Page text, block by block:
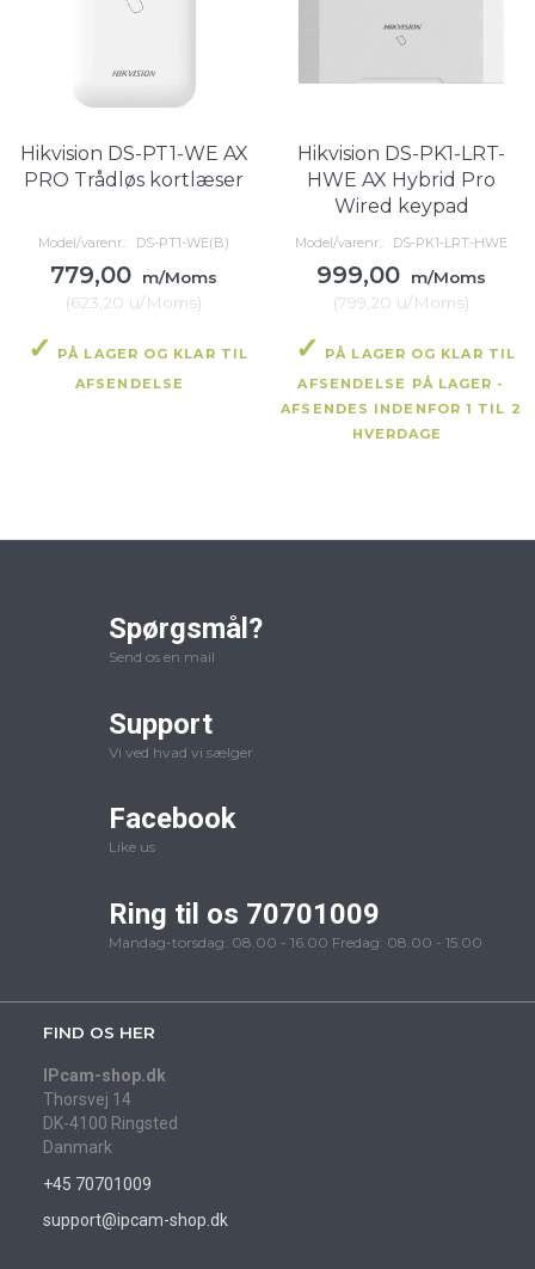
Hikvision DS-PT1-WE AX
PRO Trådløs kortlæser
Model/varenr.: DS-PT1-WE(B)
779,00
m/Moms
(623,20 u/Moms)
PÅ LAGER OG KLAR TIL
AFSENDELSE
Hikvision DS-PK1-LRT-
HWE AX Hybrid Pro
Wired keypad
Model/varenr.: DS-PK1-LRT-HWE
999,00
m/Moms
(799,20 u/Moms)
PÅ LAGER OG KLAR TIL
AFSENDELSE PÅ LAGER -
AFSENDES INDENFOR 1 TIL 2
HVERDAGE
Spørgsmål?
Send os en mail
Support
Vi ved hvad vi sælger
Facebook
Like us
Ring til os 70701009
Mandag-torsdag: 08.00 - 16.00 Fredag: 08.00 - 15.00
FIND OS HER
IPcam-shop.dk
Thorsvej 14
DK-4100 Ringsted
Danmark
+45 70701009
support@ipcam-shop.dk